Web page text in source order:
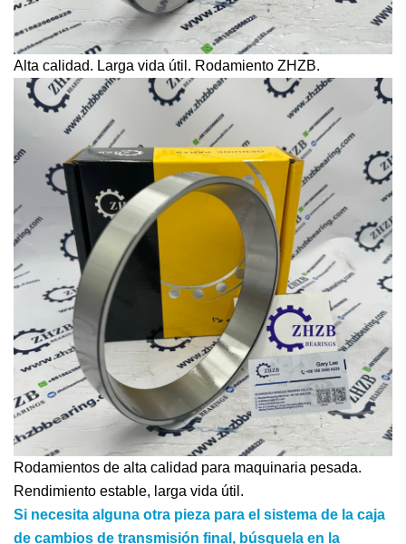
Alta calidad. Larga vida útil. Rodamiento ZHZB.
Rodamientos de alta calidad para maquinaria pesada.
Rendimiento estable, larga vida útil.
Si necesita alguna otra pieza para el sistema de la caja
de cambios de transmisión final, búsquela en la